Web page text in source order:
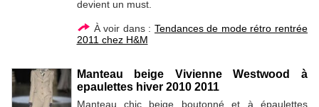
devient un must.
À voir dans : Tendances de mode rétro rentrée
2011 chez H&M
Manteau beige Vivienne Westwood à
epaulettes hiver 2010 2011
Manteau chic beige boutonné et à épaulettes